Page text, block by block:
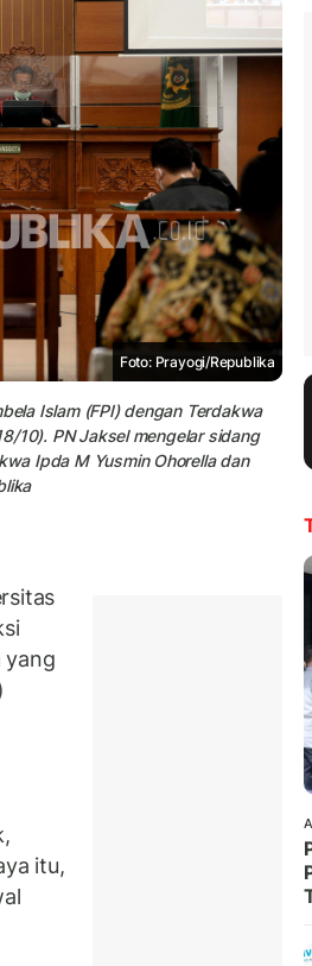
Foto: Prayogi/Republika
Islam (FPI) dengan Terdakwa
10). PN Jaksel mengelar sidang
Ipda M Yusmin Ohorella dan
yang
itu,